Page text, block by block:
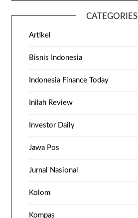
CATEGORIES
Artikel
Bisnis Indonesia
Indonesia Finance Today
Inilah Review
Investor Daily
Jawa Pos
Jurnal Nasional
Kolom
Kompas